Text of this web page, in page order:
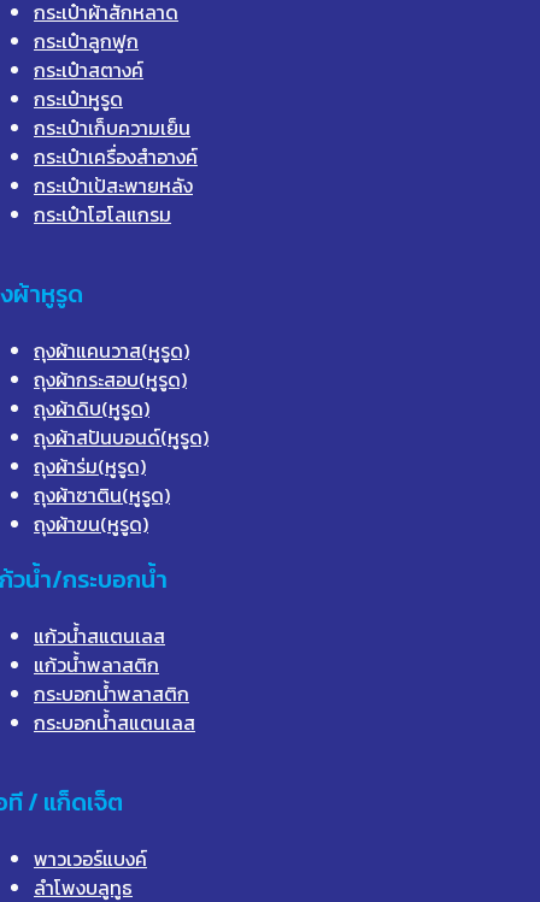
กระเป๋าผ้าสักหลาด
กระเป๋าลูกฟูก
กระเป๋าสตางค์
กระเป๋าหูรูด
กระเป๋าเก็บความเย็น
กระเป๋าเครื่องสำอางค์
กระเป๋าเป้สะพายหลัง
กระเป๋าโฮโลแกรม
ผ้าหูรูด
ถุงผ้าแคนวาส(หูรูด)
ถุงผ้ากระสอบ(หูรูด)
ถุงผ้าดิบ(หูรูด)
ถุงผ้าสปันบอนด์(หูรูด)
ถุงผ้าร่ม(หูรูด)
ถุงผ้าซาติน(หูรูด)
ถุงผ้าขน(หูรูด)
วน้ำ/กระบอกน้ำ
แก้วน้ำสแตนเลส
แก้วน้ำพลาสติก
กระบอกน้ำพลาสติก
กระบอกน้ำสแตนเลส
ที / แก็ดเจ็ต
พาวเวอร์แบงค์
ลำโพงบลูทูธ